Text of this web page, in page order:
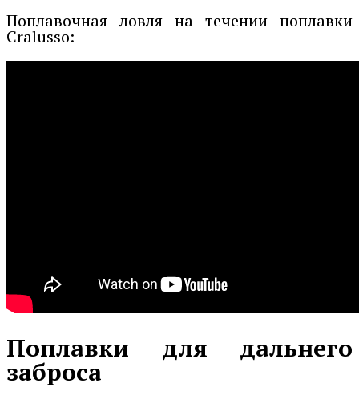
Поплавочная ловля на течении поплавки
Cralusso:
Поплавки для дальнего
заброса